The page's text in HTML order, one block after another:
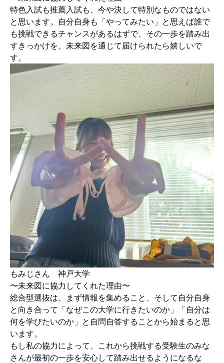
特色入試も推薦入試も、今や決して特別なものではない
と思います。自分自身も「やってみたい」と思えば誰で
も挑戦できるチャンスがあるはずで、その一歩を踏み出
すきっかけを、未来図を通じて届けられたら嬉しいで
す。
もみじさん 神戸大学
〜未来図に協力してくれた理由〜
総合型選抜は、まず情報を集めること、そして自分自身
と向き合って「なぜこの大学に行きたいのか」「自分は
何を学びたいのか」と自問自答することから始まると思
います。
もし私の協力によって、これから挑戦する受験生のみな
さんが最初の一歩を安心して踏み出せるようになるな